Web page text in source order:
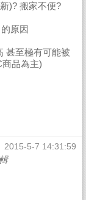
)? 搬家不便?
原因
甚至極有可能被
品為主)
2015-5-7 14:31:59